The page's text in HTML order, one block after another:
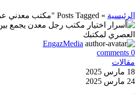
الرئيسية » Posts Tagged "مكتب معدني عملي"
EngazMedia
0
comments
مقالات
18 مارس 2025
24 مارس 2025